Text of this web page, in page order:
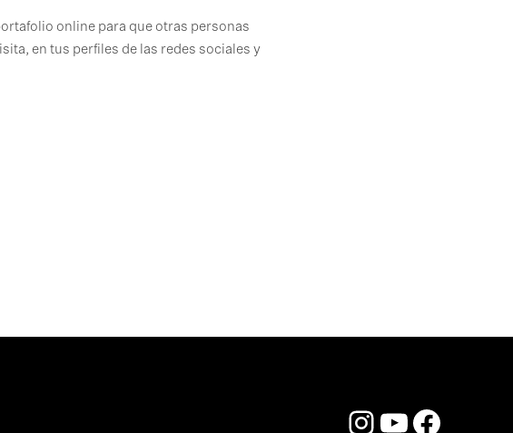
online para que otras personas
en tus perfiles de las redes sociales y
Instagram
YouTubeFacebook